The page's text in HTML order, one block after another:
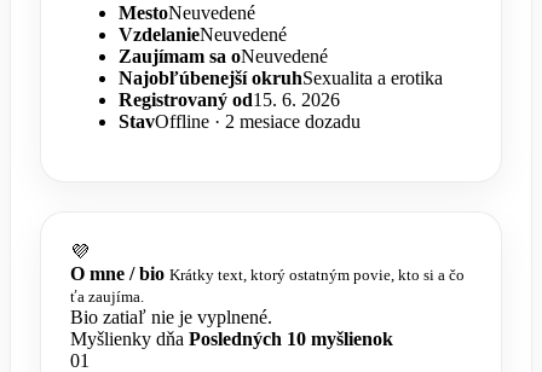
MestoNeuvedené
VzdelanieNeuvedené
Zaujímam sa oNeuvedené
Najobľúbenejší okruhSexualita a erotika
Registrovaný od15. 6. 2026
StavOffline · 2 mesiace dozadu
💜
O mne / bio Krátky text, ktorý ostatným povie, kto si a čo
ťa zaujíma.
Bio zatiaľ nie je vyplnené.
Myšlienky dňa Posledných 10 myšlienok
01